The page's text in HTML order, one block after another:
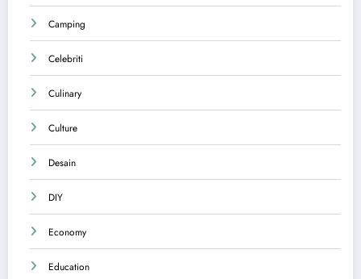
Camping
Celebriti
Culinary
Culture
Desain
DIY
Economy
Education